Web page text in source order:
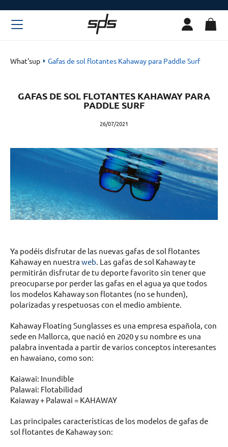
What'sup Gafas de sol flotantes Kahaway para Paddle Surf
GAFAS DE SOL FLOTANTES KAHAWAY PARA
PADDLE SURF
26/07/2021
Ya podéis disfrutar de las nuevas gafas de sol flotantes
Kahaway en nuestra web. Las gafas de sol Kahaway te
permitirán disfrutar de tu deporte favorito sin tener que
preocuparse por perder las gafas en el agua ya que todos
los modelos Kahaway son flotantes (no se hunden),
polarizadas y respetuosas con el medio ambiente.
Kahaway Floating Sunglasses es una empresa española, con
sede en Mallorca, que nació en 2020 y su nombre es una
palabra inventada a partir de varios conceptos interesantes
en hawaiano, como son:
Kaiawai: Inundible
Palawai: Flotabilidad
Kaiaway + Palawai = KAHAWAY
Las principales características de los modelos de gafas de
sol flotantes de Kahaway son: